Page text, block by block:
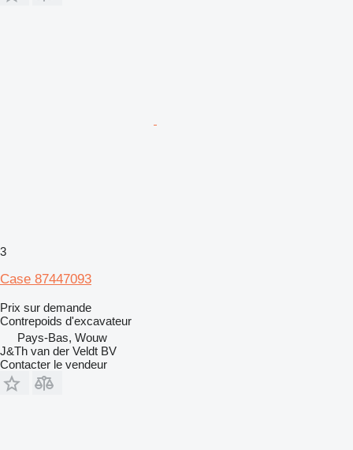
3
Case 87447093
Prix sur demande
Contrepoids d'excavateur
Pays-Bas, Wouw
J&Th van der Veldt BV
Contacter le vendeur